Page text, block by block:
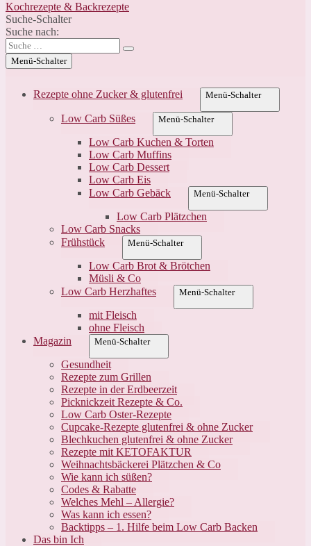
Suche-Schalter
Suche nach:
Menü-Schalter
Rezepte ohne Zucker & glutenfrei Menü-Schalter
Low Carb Süßes Menü-Schalter
Low Carb Kuchen & Torten
Low Carb Muffins
Low Carb Dessert
Low Carb Eis
Low Carb Gebäck
Menü-Schalter
Low Carb Plätzchen
Low Carb Snacks
Frühstück
Menü-Schalter
Low Carb Brot & Brötchen
Müsli & Co
Low Carb Herzhaftes
Menü-Schalter
mit Fleisch
ohne Fleisch
Magazin
Menü-Schalter
Gesundheit
Rezepte zum Grillen
Rezepte in der Erdbeerzeit
Picknickzeit Rezepte & Co.
Low Carb Oster-Rezepte
Cupcake-Rezepte glutenfrei & ohne Zucker
Blechkuchen glutenfrei & ohne Zucker
Rezepte mit KETOFAKTUR
Weihnachtsbäckerei Plätzchen & Co
Wie kann ich süßen?
Codes & Rabatte
Welches Mehl – Allergie?
Was kann ich essen?
Backtipps – 1. Hilfe beim Low Carb Backen
Das bin Ich